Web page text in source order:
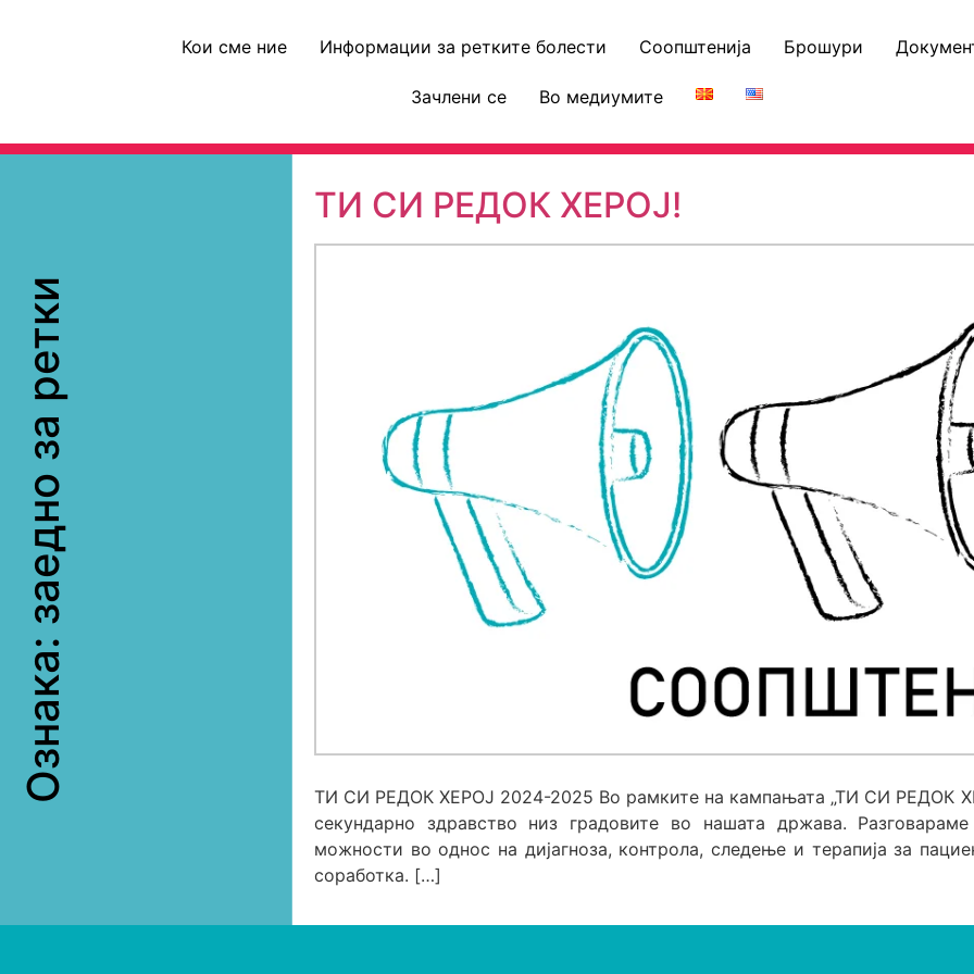
Кои сме ние Информации за ретките болести Соопштенија Брошури
Зачлени се Во медиумите
Ознака:
заедно за ретки
ТИ СИ РЕДОК ХЕРОЈ!
ТИ СИ РЕДОК ХЕРОЈ 2024-2025 Во рамките на кампањата „ТИ СИ РЕДОК
секундарно здравство низ градовите во нашата држава.
можности во однос на дијагноза, контрола, следење и терапија за
соработка. […]